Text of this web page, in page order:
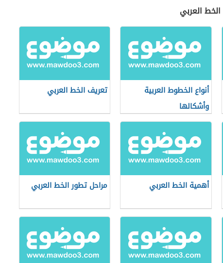
العربي
أنواع الخطوط العربية
وأشكالها
تعريف الخط العربي
أهمية الخط العربي مراحل تطور الخط العربي